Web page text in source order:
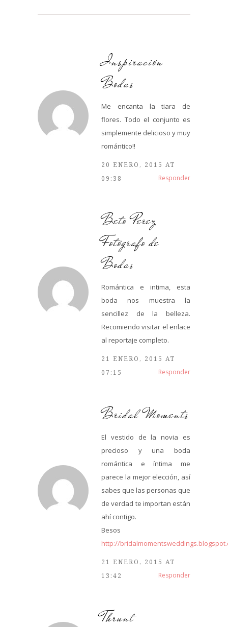
Inspiración
Bodas
Me encanta la tiara de
flores. Todo el conjunto es
simplemente delicioso y muy
romántico!!
20 ENERO, 2015 AT
09:38
Responder
Beto Perez
Fotógrafo de
Bodas
Romántica e intima, esta
boda nos muestra la
sencillez de la belleza.
Recomiendo visitar el enlace
al reportaje completo.
21 ENERO, 2015 AT
07:15
Responder
Bridal Moments
El vestido de la novia es
precioso y una boda
romántica e íntima me
parece la mejor elección, así
sabes que las personas que
de verdad te importan están
ahí contigo.
Besos
http://
21 ENERO, 2015 AT
13:42
Responder
Thrunt